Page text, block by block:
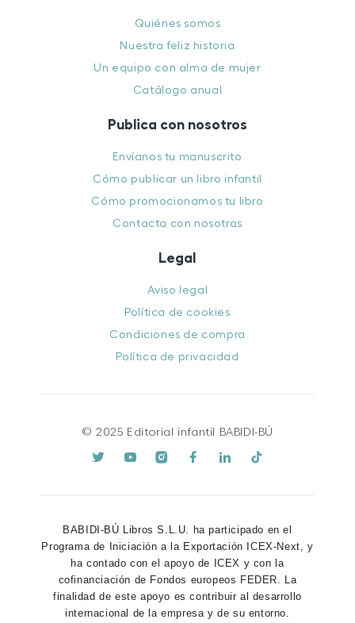
Quiénes somos
Nuestra feliz historia
Un equipo con alma de mujer
Catálogo anual
Publica con nosotros
Envíanos tu manuscrito
Cómo publicar un libro infantil
Cómo promocionamos tu libro
Contacta con nosotras
Legal
Aviso legal
Política de cookies
Condiciones de compra
Política de privacidad
© 2025 Editorial infantil BABIDI-BÚ
BABIDI-BÚ Libros S.L.U. ha participado en el
Programa de Iniciación a la Exportación ICEX-Next, y
ha contado con el apoyo de ICEX y con la
cofinanciación de Fondos europeos FEDER. La
finalidad de este apoyo es contribuir al desarrollo
internacional de la empresa y de su entorno.